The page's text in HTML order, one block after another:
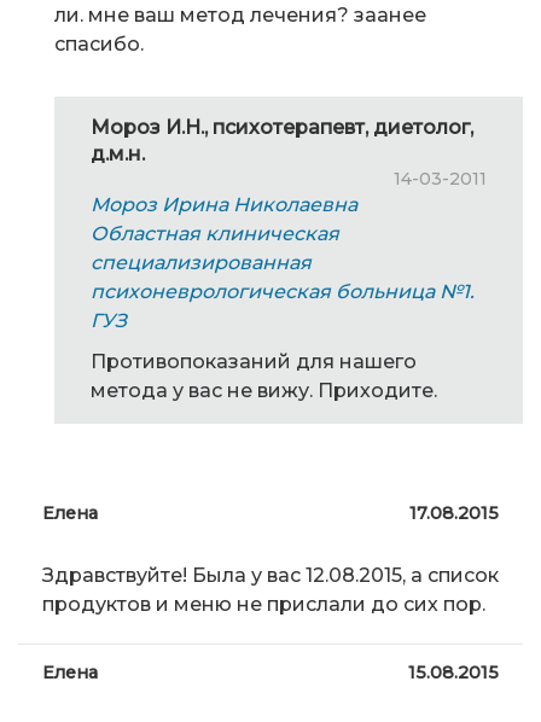
ли. мне ваш метод лечения? заанее
спасибо.
Мороз И.Н., психотерапевт, диетолог,
д.м.н.
14-03-2011
Мороз Ирина Николаевна
Областная клиническая
специализированная
психоневрологическая больница №1.
ГУЗ
Противопоказаний для нашего
метода у вас не вижу. Приходите.
Елена 17.08.2015
Здравствуйте! Была у вас 12.08.2015, а список
продуктов и меню не прислали до сих пор.
Елена 15.08.2015